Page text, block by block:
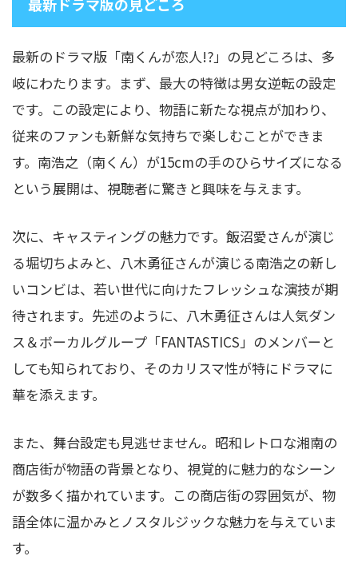
最新のドラマ版「南くんが恋人!?」の見どころは、多
岐にわたります。まず、最大の特徴は男女逆転の設定
です。この設定により、物語に新たな視点が加わり、
従来のファンも新鮮な気持ちで楽しむことができま
す。南浩之（南くん）が15cmの手のひらサイズになる
という展開は、視聴者に驚きと興味を与えます。
次に、キャスティングの魅力です。飯沼愛さんが演じ
る堀切ちよみと、八木勇征さんが演じる南浩之の新し
いコンビは、若い世代に向けたフレッシュな演技が期
待されます。先述のように、八木勇征さんは人気ダン
ス＆ボーカルグループ「FANTASTICS」のメンバーと
しても知られており、そのカリスマ性が特にドラマに
華を添えます。
また、舞台設定も見逃せません。昭和レトロな湘南の
商店街が物語の背景となり、視覚的に魅力的なシーン
が数多く描かれています。この商店街の雰囲気が、物
語全体に温かみとノスタルジックな魅力を与えていま
す。